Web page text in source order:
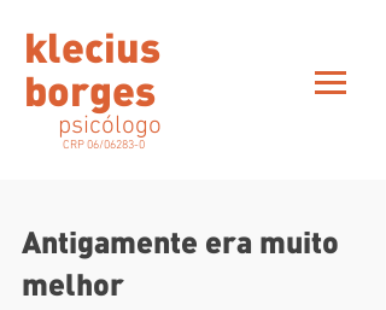
klecius
borges
psicólogo
CRP 06/06283-0
Antigamente era muito
melhor